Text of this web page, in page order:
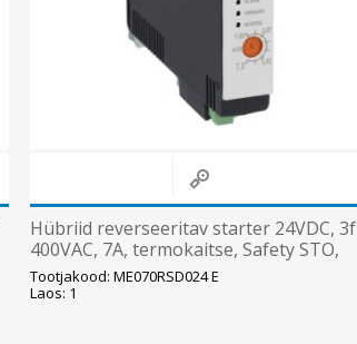
Hübriid reverseeritav starter 24VDC, 3f
400VAC, 7A, termokaitse, Safety STO,
Lovato
Tootjakood: ME070RSD024 E
Laos: 1